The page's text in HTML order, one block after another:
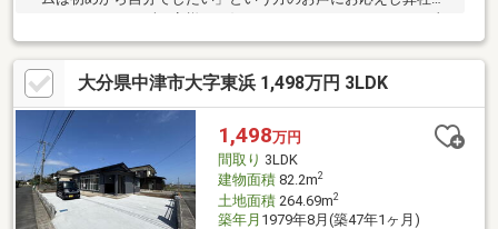
が可能です♪「こんなクロスにして、こんなキッチンにし
て、、、」わくわくしながらリフォーム内容を決めてまいりまし
ょう♪リフォーム会社は弊社紹介いたします☆②下水道が前面道
路まで来てます♪→現状は汲み取りですが、下水道へ引き込む事が
可能です♪③閑静な住宅です♪→「静かに、ゆったりと過ごした
い」そんな方にオススメです♪周辺を見て頂き、どんな環境かぜひ
見てください♪
大分県中津市大字東浜 1,498万円 3LDK
1,498万円
間取り 3LDK
建物面積82.2m2
土地面積264.69m2
築年月 1979年8月(築47年1ヶ月)